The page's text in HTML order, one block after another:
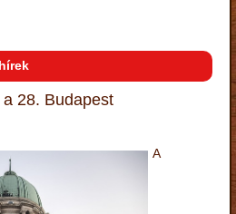
28. Budapest
A